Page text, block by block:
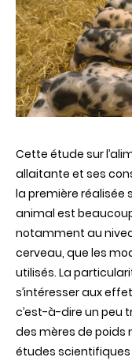
Cette étude sur
allaitante et ses
la première réalisée
animal est
notamment au
cerveau, que les
utilisés. La
s’intéresser aux
c’est-à-dire un peu
des mères de poids
études scientifiques